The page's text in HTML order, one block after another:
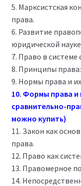
5. Марксистская
права.
6. Развитие
юридической
7. Право в системе
8. Принципы
9. Нормы права и
10. Формы права и
сравнительно-
можно купить)
11. Закон как
права.
12. Право как
13. Правомерное
14.